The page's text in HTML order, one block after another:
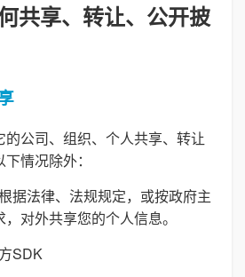
共享、转让、公开披
的公司、组织、个人共享、转让
情况除外：
据法律、法规规定，或按政府主
对外共享您的个人信息。
SDK